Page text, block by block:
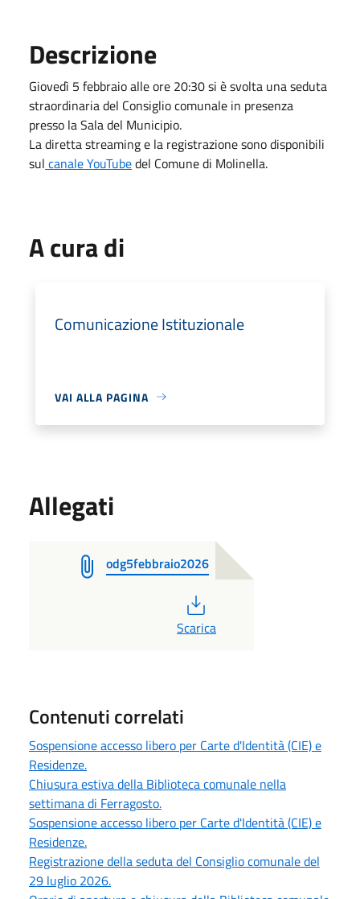
Descrizione
Giovedì 5 febbraio alle ore 20:30 si è svolta una seduta
straordinaria del Consiglio comunale in presenza
presso la Sala del Municipio.
La diretta streaming e la registrazione sono disponibili
sul canale YouTubedel Comune di Molinella.
A cura di
Comunicazione Istituzionale
VAI ALLA PAGINA
Allegati
odg5febbraio2026
Scarica
Contenuti correlati
Sospensione accesso libero per Carte d'Identità (CIE) e
Residenze.
Chiusura estiva della Biblioteca comunale nella
settimana di Ferragosto.
Sospensione accesso libero per Carte d'Identità (CIE) e
Residenze.
Registrazione della seduta del Consiglio comunale del
29 luglio 2026.